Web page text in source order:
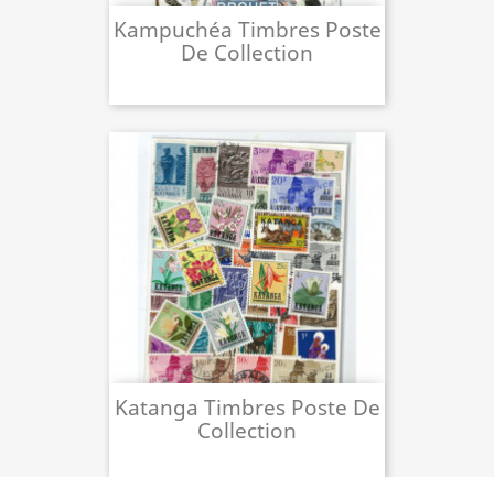
Kampuchéa Timbres Poste
De Collection
Katanga Timbres Poste De
Collection